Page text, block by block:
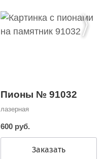
Пионы № 91032
лазерная
600 руб.
Заказать